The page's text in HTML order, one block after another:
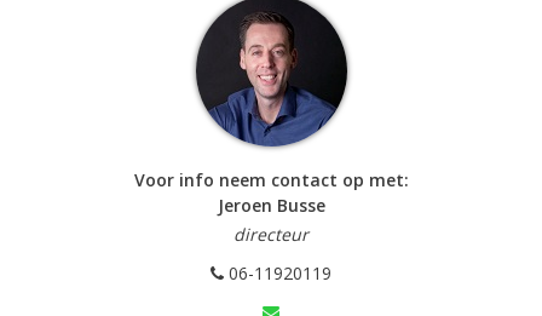
Voor info neem contact op met:
Jeroen Busse
directeur
06-11920119